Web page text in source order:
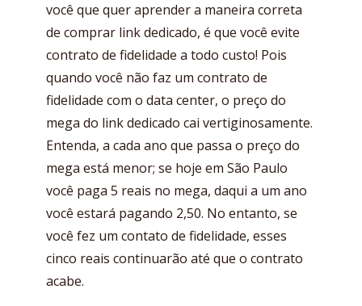
você que quer aprender a maneira correta
de comprar link dedicado, é que você evite
contrato de fidelidade a todo custo! Pois
quando você não faz um contrato de
fidelidade com o data center, o preço do
mega do link dedicado cai vertiginosamente.
Entenda, a cada ano que passa o preço do
mega está menor; se hoje em São Paulo
você paga 5 reais no mega, daqui a um ano
você estará pagando 2,50. No entanto, se
você fez um contato de fidelidade, esses
cinco reais continuarão até que o contrato
acabe.